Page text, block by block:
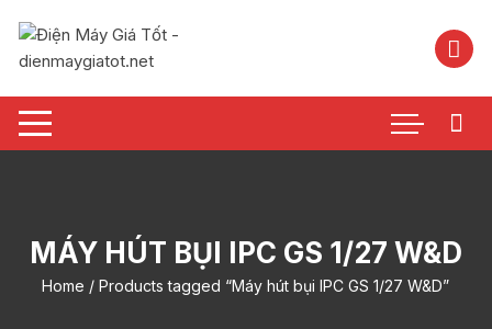
nội
MÁY HÚT BỤI IPC GS 1/27 W&D
Home / Products tagged “Máy hút bụi IPC GS 1/27 W&D”